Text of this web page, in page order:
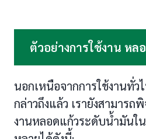
ตัวอย่างการใช้งาน หล
นอกเหนือจากการใช้งานทั่
กล่าวถึงแล้ว เรายังสามารถ
งานหลอดแก้วระดับน้ำมันใ